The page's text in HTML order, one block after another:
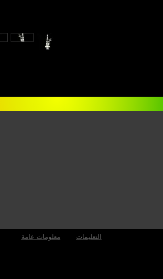
معلومات عامة التعليمات